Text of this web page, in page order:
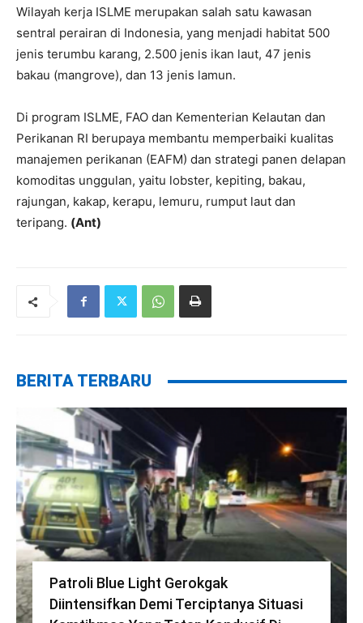
Wilayah kerja ISLME merupakan salah satu kawasan
sentral perairan di Indonesia, yang menjadi habitat 500
jenis terumbu karang, 2.500 jenis ikan laut, 47 jenis
bakau (mangrove), dan 13 jenis lamun.
Di program ISLME, FAO dan Kementerian Kelautan dan
Perikanan RI berupaya membantu memperbaiki kualitas
manajemen perikanan (EAFM) dan strategi panen delapan
komoditas unggulan, yaitu lobster, kepiting, bakau,
rajungan, kakap, kerapu, lemuru, rumput laut dan
teripang. (Ant)
BERITA TERBARU
Patroli Blue Light Gerokgak
Diintensifkan Demi Terciptanya Situasi